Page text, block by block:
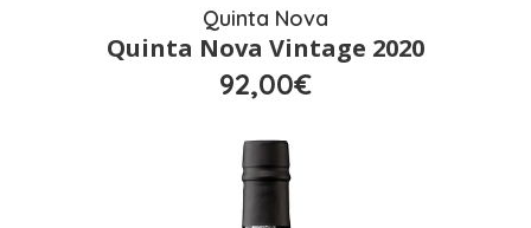
Quinta Nova
Quinta Nova Vintage 2020
92,00€